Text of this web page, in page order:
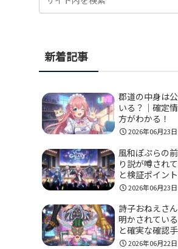
新着記事
郡道の中身は
いる？｜確定
方がわかる！
2026年06月23日
風和ぽぷらの
り説が噂され
と検証ポイン
2026年06月23日
詩子おねえさ
明かされてい
と確実な確認
2026年06月22日